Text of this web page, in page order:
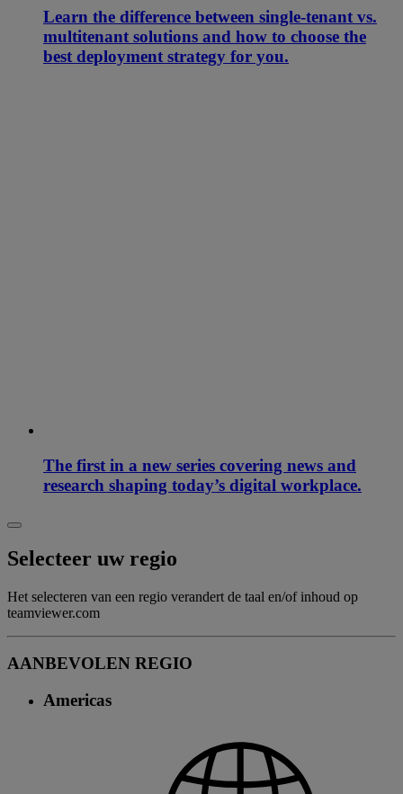
Learn the difference between single-tenant vs.
multitenant solutions and how to choose the
best deployment strategy for you.
The first in a new series covering news and
research shaping today’s digital workplace.
Selecteer uw regio
Het selecteren van een regio verandert de taal en/of inhoud op
teamviewer.com
AANBEVOLEN REGIO
Americas